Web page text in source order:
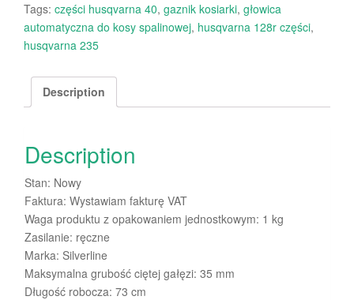
Tags: części husqvarna 40, gaznik kosiarki, głowica
automatyczna do kosy spalinowej, husqvarna 128r części,
husqvarna 235
Description
Description
Stan: Nowy
Faktura: Wystawiam fakturę VAT
Waga produktu z opakowaniem jednostkowym: 1 kg
Zasilanie: ręczne
Marka: Silverline
Maksymalna grubość ciętej gałęzi: 35 mm
Długość robocza: 73 cm